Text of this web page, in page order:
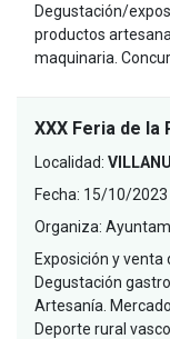
Degustación/
productos
maquinaria.
XXX Feria de la
Localidad:
Fecha: 15/10/
Organiza:
Exposición y venta
Degustación
Artesanía.
Deporte rural